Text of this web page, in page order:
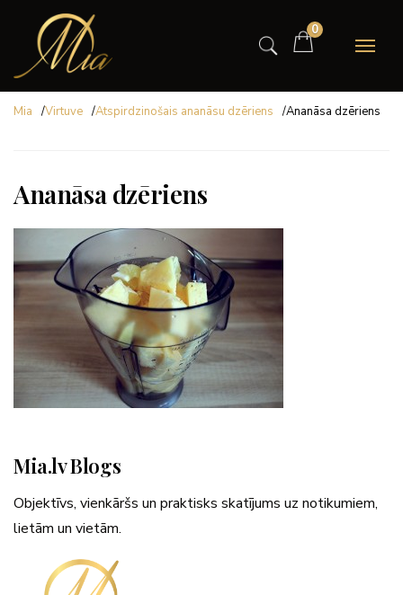
0
Mia /Virtuve /Atspirdzinošais ananāsu dzēriens /Ananāsa dzēriens
Ananāsa dzēriens
Mia.lv Blogs
Objektīvs, vienkāršs un praktisks skatījums uz notikumiem,
lietām un vietām.